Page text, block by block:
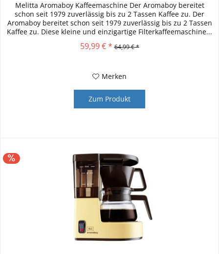
Melitta Aromaboy Kaffeemaschine Der Aromaboy bereitet
schon seit 1979 zuverlässig bis zu 2 Tassen Kaffee zu. Der
Aromaboy bereitet schon seit 1979 zuverlässig bis zu 2 Tassen
Kaffee zu. Diese kleine und einzigartige Filterkaffeemaschine...
59,99 € * 64,99 € *
Merken
Zum Produkt